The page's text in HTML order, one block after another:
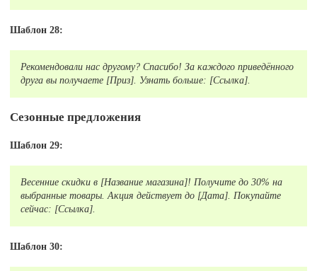
Шаблон 28:
Рекомендовали нас другому? Спасибо! За каждого приведённого
друга вы получаете [Приз]. Узнать больше: [Ссылка].
Сезонные предложения
Шаблон 29:
Весенние скидки в [Название магазина]! Получите до 30% на
выбранные товары. Акция действует до [Дата]. Покупайте
сейчас: [Ссылка].
Шаблон 30: